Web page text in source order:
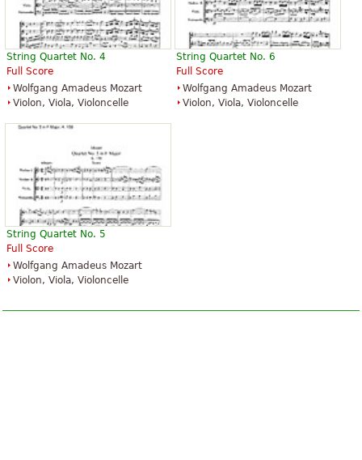
String Quartet No. 4
Full Score
Wolfgang Amadeus Mozart
Violon, Viola, Violoncelle
String Quartet No. 6
Full Score
Wolfgang Amadeus Mozart
Violon, Viola, Violoncelle
String Quartet No. 5
Full Score
Wolfgang Amadeus Mozart
Violon, Viola, Violoncelle